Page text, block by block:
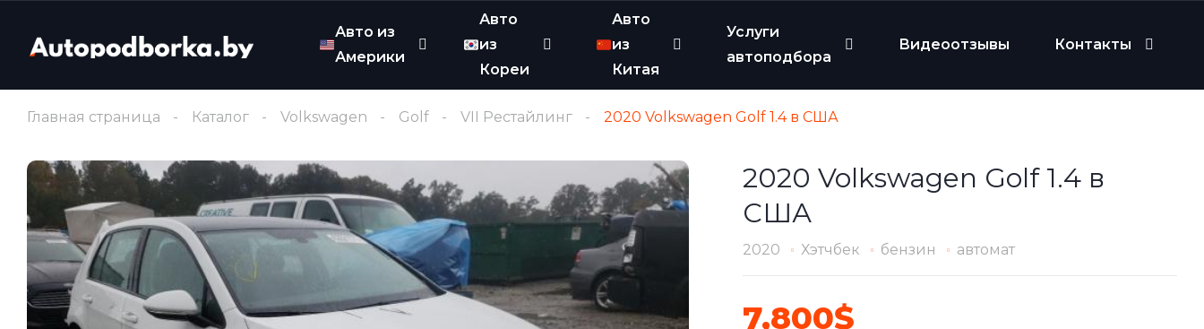
Авто из
Америки
Авто
из
Кореи
Авто
из
Китая
Услуги
автоподбора
Видеоотзывы Контакты
Главная страница Каталог Volkswagen Golf VII Рестайлинг 2020 Volkswagen Golf 1.4 в США
2020 Volkswagen Golf 1.4 в
США
2020 Хэтчбек бензин автомат
7,800$